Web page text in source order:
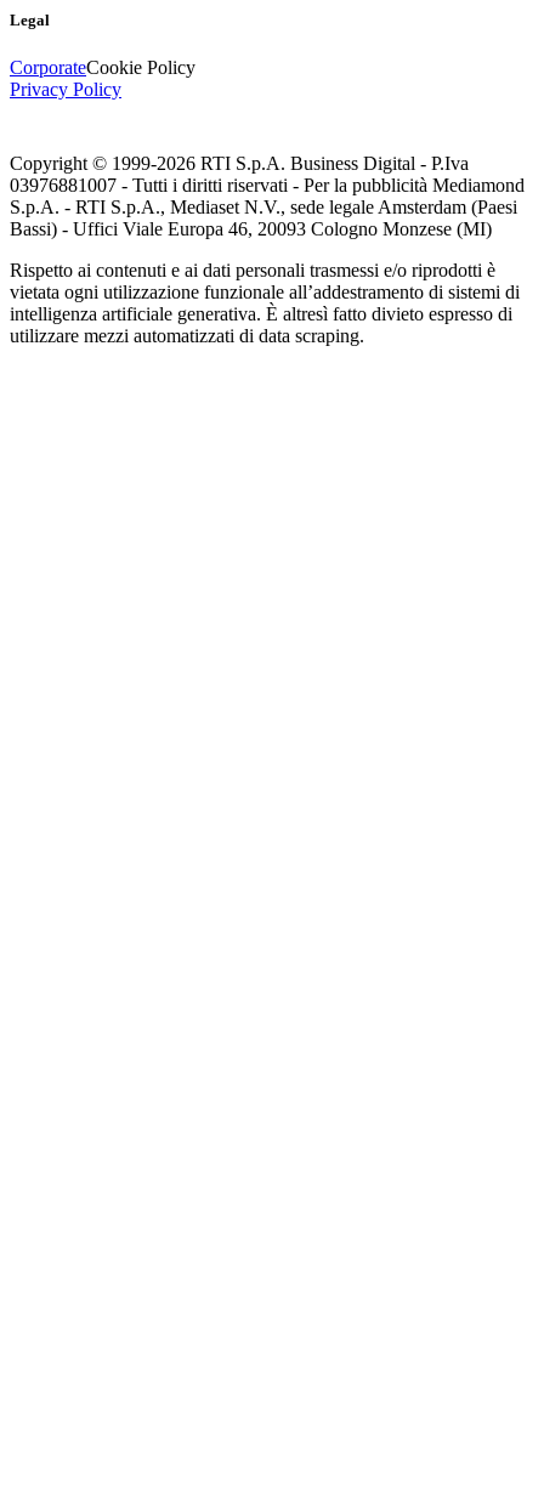
Legal
CorporateCookie Policy
Privacy Policy
Copyright © 1999-2026 RTI S.p.A. Business Digital - P.Iva
03976881007 - Tutti i diritti riservati - Per la pubblicità Mediamond
S.p.A. - RTI S.p.A., Mediaset N.V., sede legale Amsterdam (Paesi
Bassi) - Uffici Viale Europa 46, 20093 Cologno Monzese (MI)
Rispetto ai contenuti e ai dati personali trasmessi e/o riprodotti è
vietata ogni utilizzazione funzionale all’addestramento di sistemi di
intelligenza artificiale generativa. È altresì fatto divieto espresso di
utilizzare mezzi automatizzati di data scraping.